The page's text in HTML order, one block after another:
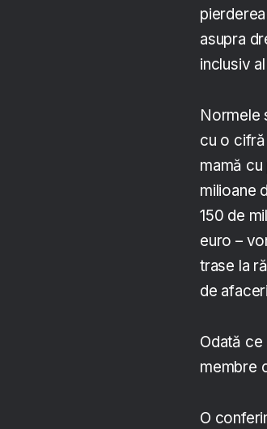
asupra
inclusiv
Normele
cu o
mamă
milioane
150 de
euro –
trase la
de
Odată
membre
O